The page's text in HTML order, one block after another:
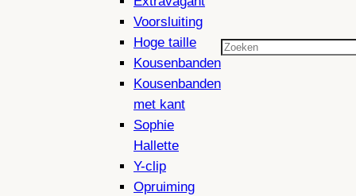
Voorsluiting
Hoge taille
Kousenbanden
Kousenbanden
met kant
Sophie
Hallette
Y-clip
Opruiming
Zoeken